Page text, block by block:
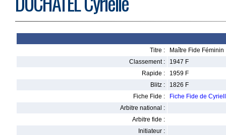
Titre :
Maître Fide Féminin
Classement :
1947 F
Rapide :
1959 F
Blitz :
1826 F
Fiche Fide :
Fiche Fide de
Arbitre national :
Arbitre fide :
Initiateur :